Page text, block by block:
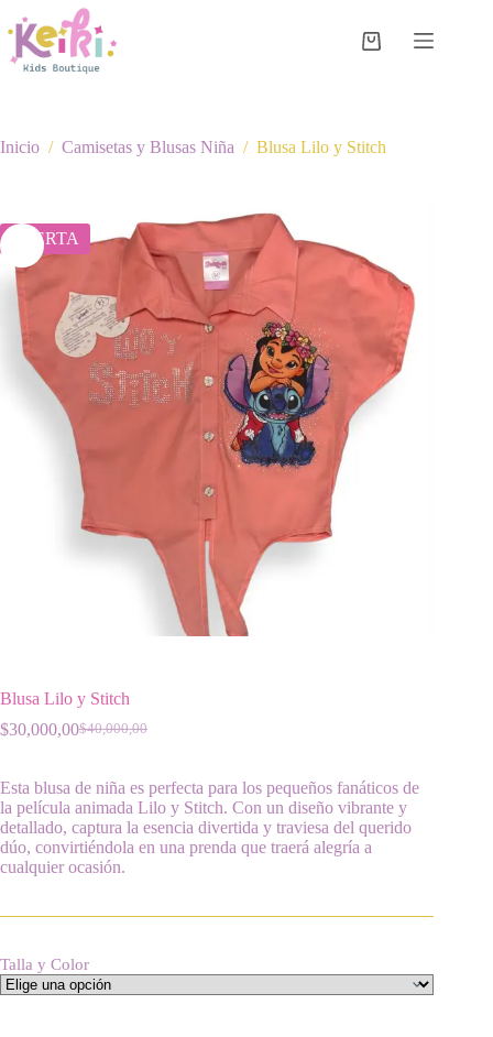
al
contenido
Carro
Inicio / Camisetas y Blusas Niña / Blusa Lilo y Stitch
OFERTA
Blusa Lilo y Stitch
$40,000,00
El
era:
$40,000,00.
$30,000,00El
es:
$30,000,00.
Esta blusa de niña es perfecta para los pequeños fanáticos de
la película animada Lilo y Stitch. Con un diseño vibrante y
detallado, captura la esencia divertida y traviesa del querido
dúo, convirtiéndola en una prenda que traerá alegría a
cualquier ocasión.
Talla y Color